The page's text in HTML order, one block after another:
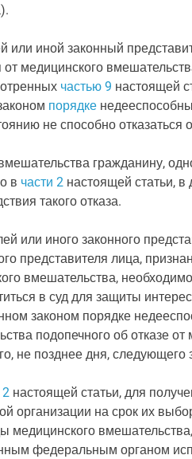
или иной законный
от медицинского
частью 9 настоящей
порядке
не способно отказаться
гражданину,
в части 2настоящей статьи,
такого отказа.
или иного законного
представителя лица,
вмешательства,
в суд для защиты
законом порядке
подопечного об отказе
не позднее дня, следующего
2настоящей статьи, для
организации на срок их
медицинского
федеральным органом